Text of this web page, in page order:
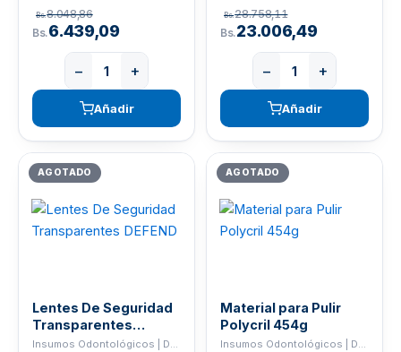
Bs.8.048,86
Bs.6.439,09
− +
Añadir
Bs.28.758,11
Bs.23.006,49
− +
Añadir
AGOTADO
Lentes De Seguridad
Transparentes
DEFEND
Insumos Odontológicos | DEFEND
AGOTADO
Material para Pulir
Polycril 454g
Insumos Odontológicos | DEFEND